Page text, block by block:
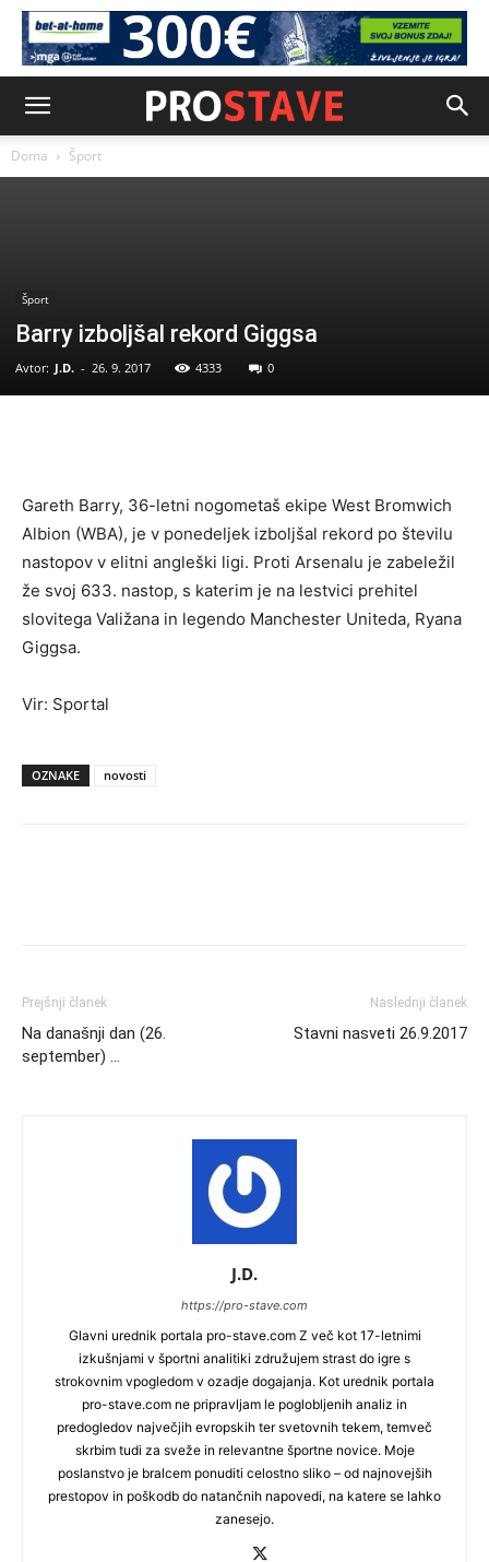
Doma Šport
Šport
Barry izboljšal rekord Giggsa
Avtor: J.D. - 26. 9. 2017 4333 0
Gareth Barry, 36-letni nogometaš ekipe West Bromwich
Albion (WBA), je v ponedeljek izboljšal rekord po številu
nastopov v elitni angleški ligi. Proti Arsenalu je zabeležil
že svoj 633. nastop, s katerim je na lestvici prehitel
slovitega Valižana in legendo Manchester Uniteda, Ryana
Giggsa.
Vir: Sportal
OZNAKE novosti
Prejšnji članek
Na današnji dan (26.
september) …
Naslednji članek
Stavni nasveti 26.9.2017
J.D.
https://pro-stave.com
Glavni urednik portala pro-stave.com Z več kot 17-letnimi
izkušnjami v športni analitiki združujem strast do igre s
strokovnim vpogledom v ozadje dogajanja. Kot urednik portala
pro-stave.com ne pripravljam le poglobljenih analiz in
predogledov največjih evropskih ter svetovnih tekem, temveč
skrbim tudi za sveže in relevantne športne novice. Moje
poslanstvo je bralcem ponuditi celostno sliko – od najnovejših
prestopov in poškodb do natančnih napovedi, na katere se lahko
zanesejo.